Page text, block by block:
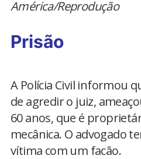
América/Reprodução
Prisão
A Polícia Civil informou
de agredir o juiz,
60 anos, que é
mecânica. O advogado
vítima com um facão.